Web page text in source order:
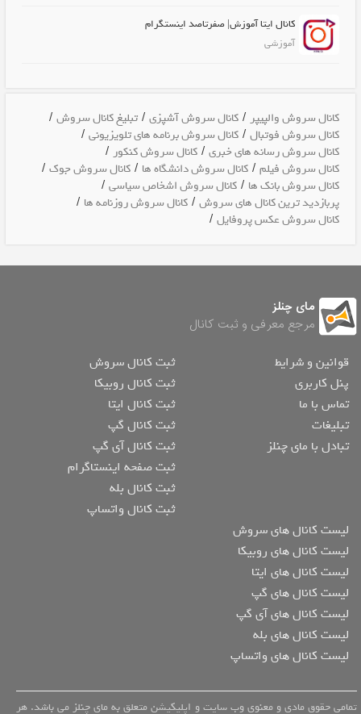
کانال ایتا آموزش| صفرتاصد اینستگرام
آموزشی
کانال سروش والپیپر /کانال سروش آشپزی /تبلیغ کانال سروش /
کانال سروش فوتبال /کانال سروش برنامه های تلویزیونی /
کانال سروش رسانه های خبری /کانال سروش کنکور /
کانال سروش فیلم /کانال سروش دانشگاه ها /کانال سروش جوک /
کانال سروش بانک ها /کانال سروش اشخاص سیاسی /
پربازدید ترین کانال های سروش /کانال سروش روزنامه ها /
کانال سروش عکس پروفایل /
مای چنلز
مرجع معرفی و ثبت کانال
قوانین و شرایط
پنل کاربری
تماس با ما
تبلیغات
تبادل با مای چنلز
ثبت کانال سروش
ثبت کانال روبیکا
ثبت کانال ایتا
ثبت کانال گپ
ثبت کانال آی گپ
ثبت صفحه اینستاگرام
ثبت کانال بله
ثبت کانال واتساپ
لیست کانال های سروش
لیست کانال های روبیکا
لیست کانال های ایتا
لیست کانال های گپ
لیست کانال های آی گپ
لیست کانال های بله
لیست کانال های واتساپ
تمامی حقوق مادی و معنوی وب سایت و اپلیکیشن متعلق به مای چنلز می باشد. هر